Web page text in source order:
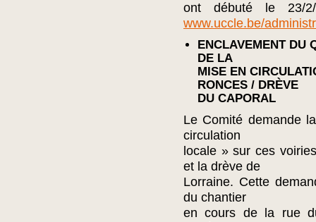
ont débuté le 23/2/
www.uccle.be/
ENCLAVEMENT DU
DE LA
MISE EN
RONCES / DRÈVE
DU CAPORAL
Le Comité demande
circulation
locale » sur ces
et la drève de
Lorraine. Cette
du chantier
en cours de la rue